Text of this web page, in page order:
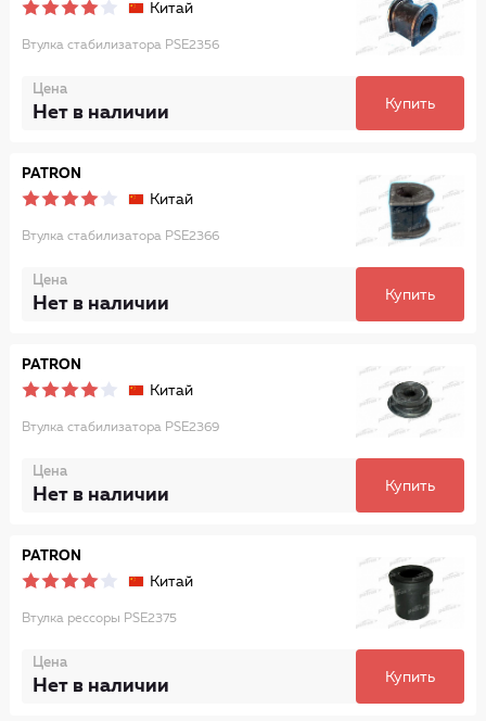
Китай
Втулка стабилизатора PSE2356
Цена
Нет в наличии Купить
PATRON
Китай
Втулка стабилизатора PSE2366
Цена
Нет в наличии Купить
PATRON
Китай
Втулка стабилизатора PSE2369
Цена
Нет в наличии Купить
PATRON
Китай
Втулка рессоры PSE2375
Цена
Нет в наличии Купить